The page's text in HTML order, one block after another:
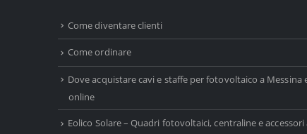
Come diventare clienti
Come ordinare
Dove acquistare cavi e staffe per fotovoltaico a Messina
online
Eolico Solare – Quadri fotovoltaici, centraline e accessori